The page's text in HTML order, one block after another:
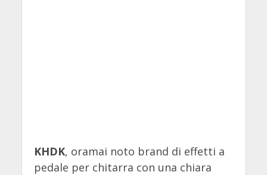
KHDK, oramai noto brand di effetti a
pedale per chitarra con una chiara